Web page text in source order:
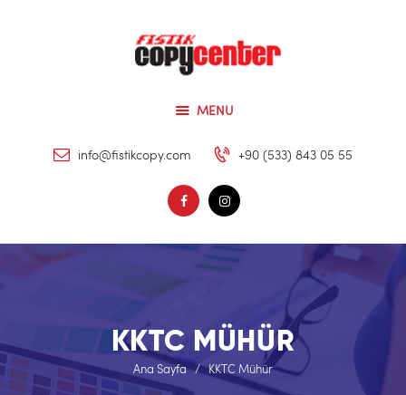
MENU
info@fistikcopy.com +90 (533) 843 05 55
KKTC MÜHÜR
Ana Sayfa KKTC Mühür
Hizmetlerimiz
Referanslarımız
İletişim